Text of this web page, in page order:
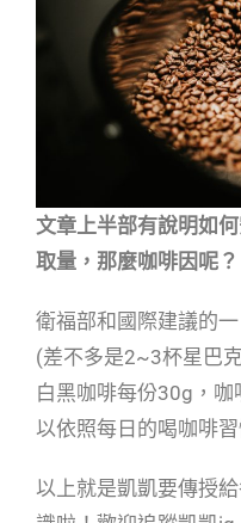
文章上半部有說明如
取量，那麼咖啡因呢？
衛福部和國際建議的
(差不多是2~3杯星巴
白黑咖啡每份30g，
以依照每日的喝咖啡
以上就是凱凱要傳授